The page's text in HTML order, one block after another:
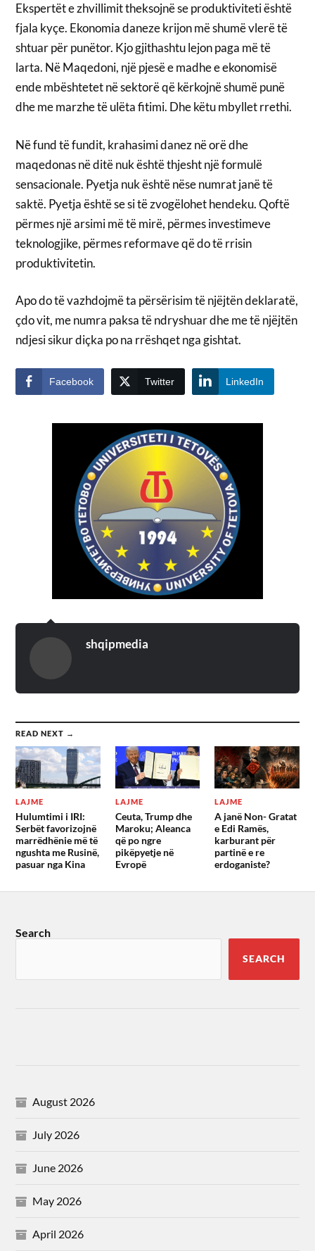
Ekspertët e zhvillimit theksojnë se produktiviteti është
fjala kyçe. Ekonomia daneze krijon më shumë vlerë të
shtuar për punëtor. Kjo gjithashtu lejon paga më të
larta. Në Maqedoni, një pjesë e madhe e ekonomisë
ende mbështetet në sektorë që kërkojnë shumë punë
dhe me marzhe të ulëta fitimi. Dhe këtu mbyllet rrethi.
Në fund të fundit, krahasimi danez në orë dhe
maqedonas në ditë nuk është thjesht një formulë
sensacionale. Pyetja nuk është nëse numrat janë të
saktë. Pyetja është se si të zvogëlohet hendeku. Qoftë
përmes një arsimi më të mirë, përmes investimeve
teknologjike, përmes reformave që do të rrisin
produktivitetin.
Apo do të vazhdojmë ta përsërisim të njëjtën deklaratë,
çdo vit, me numra paksa të ndryshuar dhe me të njëjtën
ndjesi sikur diçka po na rrëshqet nga gishtat.
Facebook Twitter LinkedIn
shqipmedia
READ NEXT →
LAJME
Hulumtimi i IRI:
Serbët favorizojnë
marrëdhënie më të
ngushta me Rusinë,
pasuar nga Kina
LAJME
Ceuta, Trump dhe
Maroku; Aleanca
që po ngre
pikëpyetje në
Evropë
LAJME
A janë Non- Gratat
e Edi Ramës,
karburant për
partinë e re
erdoganiste?
Search
SEARCH
August 2026
July 2026
June 2026
May 2026
April 2026